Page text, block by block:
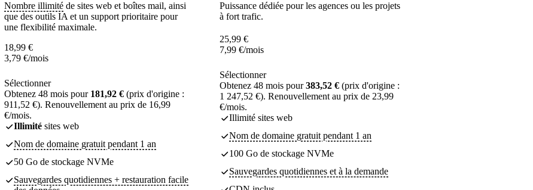
Nombre illimité de sites web et boîtes mail, ainsi
que des outils IA et un support prioritaire pour
une flexibilité maximale.
18,99 €
3,79 €/mois
Sélectionner
Obtenez 48 mois pour 181,92 € (prix d'origine :
911,52 €). Renouvellement au prix de 16,99
€/mois.
Illimité sites web
Nom de domaine gratuit pendant 1 an
50 Go de stockage NVMe
Sauvegardes quotidiennes + restauration facile
Puissance dédiée pour les agences ou les projets
à fort trafic.
25,99 €
7,99 €/mois
Sélectionner
Obtenez 48 mois pour383,52 € (prix d'origine :
1 247,52 €). Renouvellement au prix de 23,99
€/mois.
Illimité sites web
Nom de domaine gratuit pendant 1 an
100 Go de stockage NVMe
Sauvegardes quotidiennes et à la demande